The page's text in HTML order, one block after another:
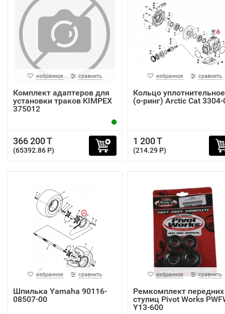
избранное сравнить
Комплект адаптеров для
установки траков KIMPEX
375012
366 200 T
(65392.86 P)
избранное сравнить
Кольцо уплотнительное
(о-ринг) Arctic Cat 3304-
1 200 T
(214.29 P)
избранное сравнить
Шпилька Yamaha 90116-
08507-00
избранное сравнить
Ремкомплект передних
ступиц Pivot Works
Y13-600